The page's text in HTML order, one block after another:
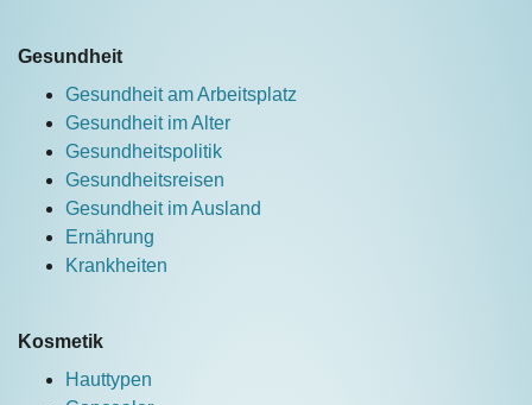
Gesundheit
Gesundheit am Arbeitsplatz
Gesundheit im Alter
Gesundheitspolitik
Gesundheitsreisen
Gesundheit im Ausland
Ernährung
Krankheiten
Kosmetik
Hauttypen